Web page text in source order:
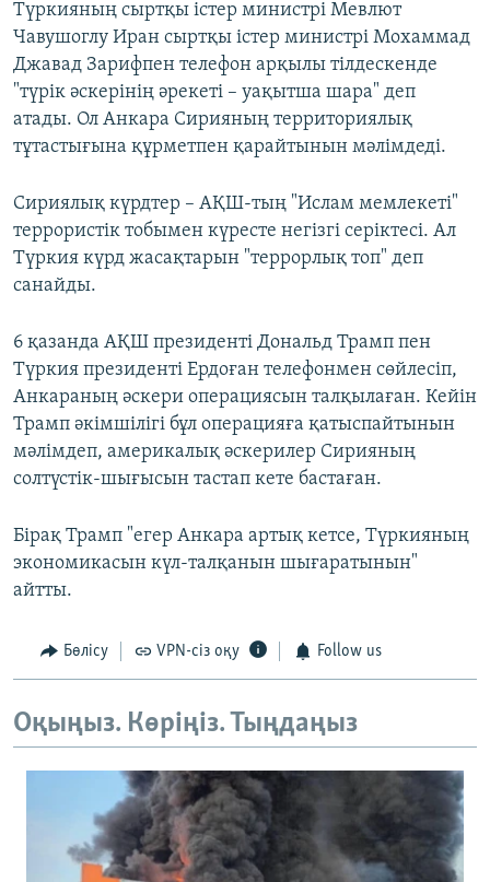
Түркияның сыртқы істер министрі Мевлют
Чавушоглу Иран сыртқы істер министрі Мохаммад
Джавад Зарифпен телефон арқылы тілдескенде
"түрік әскерінің әрекеті – уақытша шара" деп
атады. Ол Анкара Сирияның территориялық
тұтастығына құрметпен қарайтынын мәлімдеді.
Сириялық күрдтер – АҚШ-тың "Ислам мемлекеті"
террористік тобымен күресте негізгі серіктесі. Ал
Түркия күрд жасақтарын "террорлық топ" деп
санайды.
6 қазанда АҚШ президенті Дональд Трамп пен
Түркия президенті Ердоған телефонмен сөйлесіп,
Анкараның әскери операциясын талқылаған. Кейін
Трамп әкімшілігі бұл операцияға қатыспайтынын
мәлімдеп, америкалық әскерилер Сирияның
солтүстік-шығысын тастап кете бастаған.
Бірақ Трамп "егер Анкара артық кетсе, Түркияның
экономикасын күл-талқанын шығаратынын"
айтты.
Бөлісу VPN-сіз оқу Follow us
Оқыңыз. Көріңіз. Тыңдаңыз